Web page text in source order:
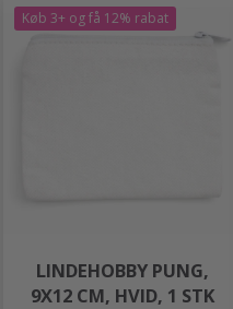
Køb 3+ og få 12% rabat
LINDEHOBBY PUNG,
9X12 CM, HVID, 1 STK